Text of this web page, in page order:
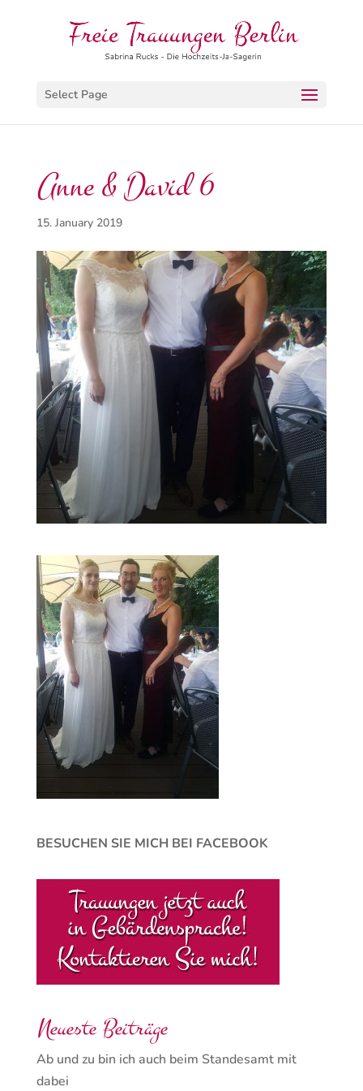
Select Page
Anne & David 6
15. January 2019
BESUCHEN SIE MICH BEI FACEBOOK
Neueste Beiträge
Ab und zu bin ich auch beim Standesamt mit
dabei